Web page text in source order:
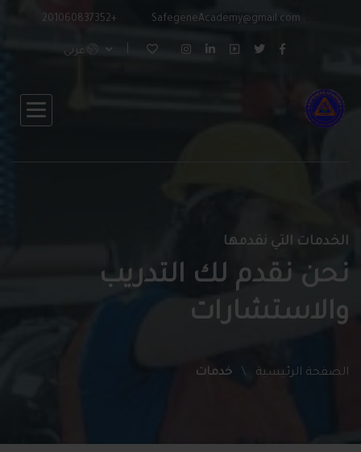
SafegeneAcademy@gmail.com
+201060837352
عربى
الخدمات التي نقدمها
نحن نقدم لك التدريب
والاستشارات
الصفحة الرئيسية خدمات